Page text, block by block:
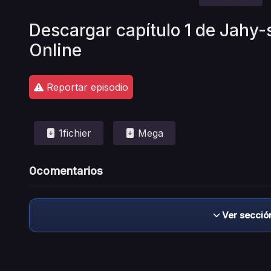
Descargar capítulo 1 de
Online
Reportar episodio
1fichier Mega
0comentarios
Ver